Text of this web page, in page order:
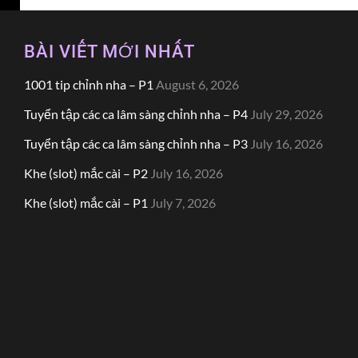
BÀI VIẾT MỚI NHẤT
1001 tip chỉnh nha – P1 August 6, 2026
Tuyển tập các ca lâm sàng chỉnh nha – P4 July 29, 2026
Tuyển tập các ca lâm sàng chỉnh nha – P3 July 16, 2026
Khe (slot) mắc cài – P2 July 16, 2026
Khe (slot) mắc cài – P1 July 7, 2026